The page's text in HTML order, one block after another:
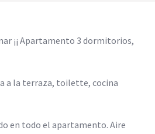
¡¡ Apartamento 3 dormitorios,
a la terraza, toilette, cocina
en todo el apartamento. Aire